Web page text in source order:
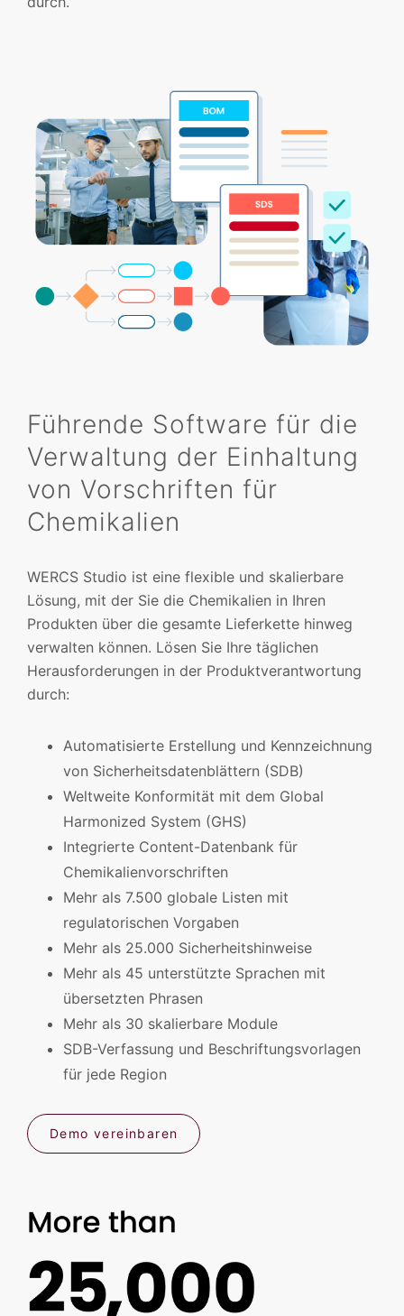
Führende Software für die
Verwaltung der Einhaltung
von Vorschriften für
Chemikalien
WERCS Studio ist eine flexible und skalierbare
Lösung, mit der Sie die Chemikalien in Ihren
Produkten über die gesamte Lieferkette hinweg
verwalten können. Lösen Sie Ihre täglichen
Herausforderungen in der Produktverantwortung
durch:
Automatisierte Erstellung und Kennzeichnung
von Sicherheitsdatenblättern (SDB)
Weltweite Konformität mit dem Global
Harmonized System (GHS)
Integrierte Content-Datenbank für
Chemikalienvorschriften
Mehr als 7.500 globale Listen mit
regulatorischen Vorgaben
Mehr als 25.000 Sicherheitshinweise
Mehr als 45 unterstützte Sprachen mit
übersetzten Phrasen
Mehr als 30 skalierbare Module
SDB-Verfassung und Beschriftungsvorlagen
für jede Region
Demo vereinbaren